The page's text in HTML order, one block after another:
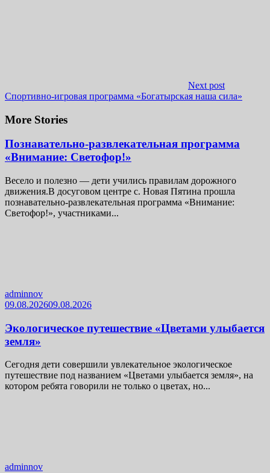
Next post
Спортивно-игровая программа «Богатырская наша сила»
More Stories
Познавательно-развлекательная программа
«Внимание: Светофор!»
Весело и полезно — дети учились правилам дорожного
движения.В досуговом центре с. Новая Пятина прошла
познавательно-развлекательная программа «Внимание:
Светофор!», участниками...
adminnov
09.08.202609.08.2026
Экологическое путешествие «Цветами улыбается
земля»
Сегодня дети совершили увлекательное экологическое
путешествие под названием «Цветами улыбается земля», на
котором ребята говорили не только о цветах, но...
adminnov